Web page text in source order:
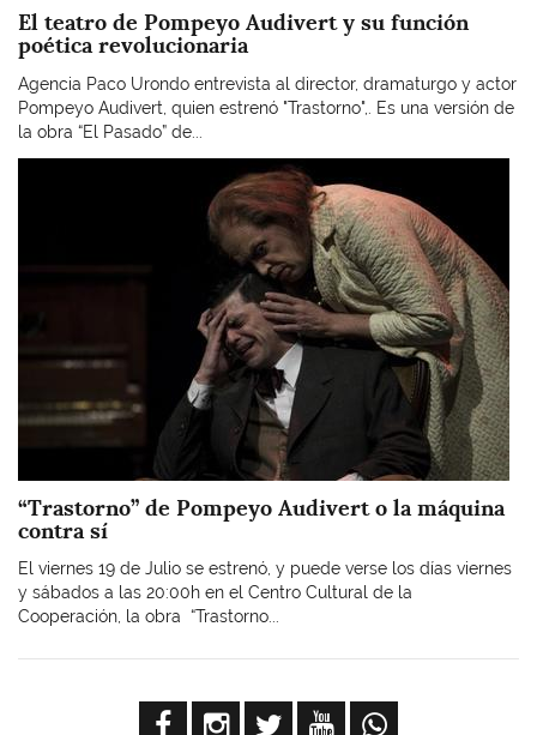
El teatro de Pompeyo Audivert y su función
poética revolucionaria
Agencia Paco Urondo entrevista al director, dramaturgo y actor
Pompeyo Audivert, quien estrenó "Trastorno",. Es una versión de
la obra “El Pasado” de...
“Trastorno” de Pompeyo Audivert o la máquina
contra sí
El viernes 19 de Julio se estrenó, y puede verse los días viernes
y sábados a las 20:00h en el Centro Cultural de la
Cooperación, la obra “Trastorno...